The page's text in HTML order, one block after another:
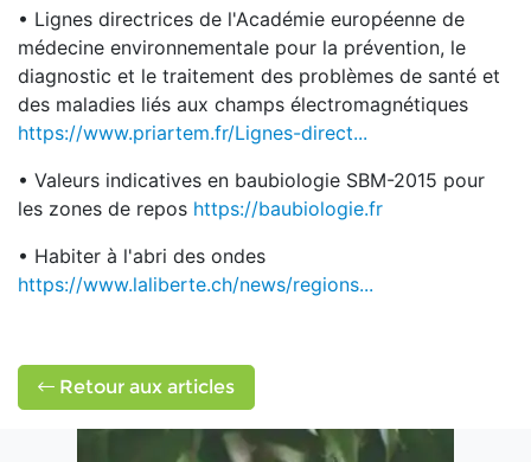
• Lignes directrices de l'Académie européenne de
médecine environnementale pour la prévention, le
diagnostic et le traitement des problèmes de santé et
des maladies liés aux champs électromagnétiques
https://www.priartem.fr/Lignes-direct...
• Valeurs indicatives en baubiologie SBM-2015 pour
les zones de repos https://baubiologie.fr
• Habiter à l'abri des ondes
https://www.laliberte.ch/news/regions...
Retour aux articles